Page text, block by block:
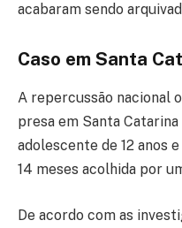
acabaram sendo
Caso em Santa
A repercussão nacional
presa em Santa
adolescente de 12 anos
14 meses acolhida por
De acordo com as